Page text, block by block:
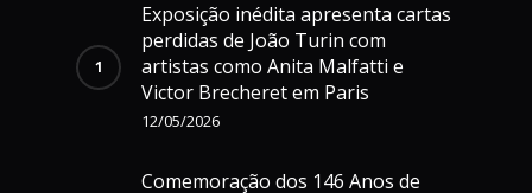
Exposição inédita apresenta cartas
perdidas de João Turin com
artistas como Anita Malfatti e
Victor Brecheret em Paris
12/05/2026
Comemoração dos 146 Anos de